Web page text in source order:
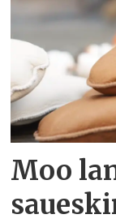
Moo